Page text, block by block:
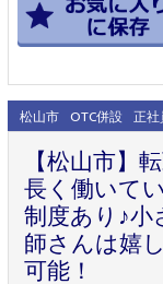
松山市 OTC併設 正社
【松山市】
長く働いて
制度あり♪小
師さんは嬉
可能！